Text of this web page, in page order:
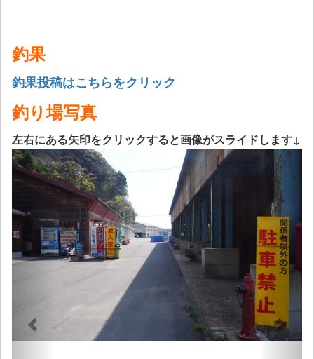
釣果
釣果投稿はこちらをクリック
釣り場写真
左右にある矢印をクリックすると画像がスライドします↓
Previous Next